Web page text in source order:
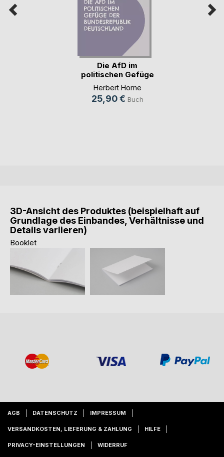
Die AfD im
politischen Gefüge
der (...)
Herbert Horne
25,90 € Buch
3D-Ansicht des Produktes (beispielhaft auf
Grundlage des Einbandes, Verhältnisse und
Details variieren)
Booklet
AGB DATENSCHUTZ IMPRESSUM
VERSANDKOSTEN, LIEFERUNG & ZAHLUNG HILFE
PRIVACY-EINSTELLUNGEN WIDERRUF